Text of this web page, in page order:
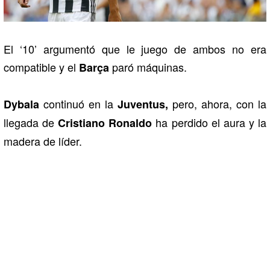
El ‘10’ argumentó que le juego de ambos no era
compatible y el Barça paró máquinas.
Dybala continuó en la Juventus, pero, ahora, con la
llegada deCristiano Ronaldo ha perdido el aura y la
madera de líder.